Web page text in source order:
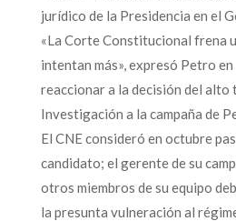
jurídico de la Presidencia en el
«La Corte Constitucional frena
intentan más», expresó Petro
reaccionar a la decisión del alto
Investigación a la campaña de
El CNE consideró en octubre
candidato; el gerente de su
otros miembros de su equipo
la presunta vulneración al